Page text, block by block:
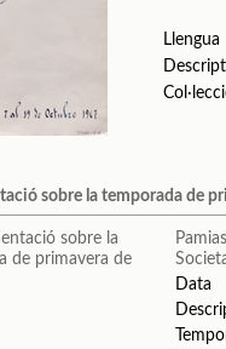
Llengua
sobre la temporada de
Data